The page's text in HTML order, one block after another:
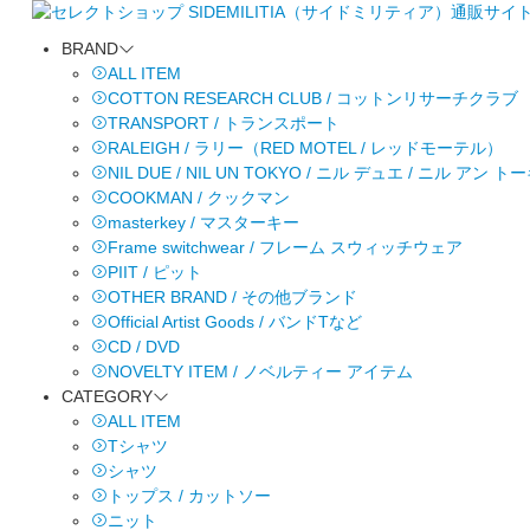
BRAND
ALL ITEM
COTTON RESEARCH CLUB / コットンリサーチクラブ
TRANSPORT / トランスポート
RALEIGH / ラリー（RED MOTEL / レッドモーテル）
NIL DUE / NIL UN TOKYO / ニル デュエ / ニル アン トー
COOKMAN / クックマン
masterkey / マスターキー
Frame switchwear / フレーム スウィッチウェア
PIIT / ピット
OTHER BRAND / その他ブランド
Official Artist Goods / バンドTなど
CD / DVD
NOVELTY ITEM / ノベルティー アイテム
CATEGORY
ALL ITEM
Tシャツ
シャツ
トップス / カットソー
ニット